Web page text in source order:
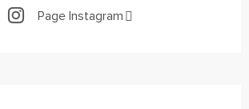
Page Instagram